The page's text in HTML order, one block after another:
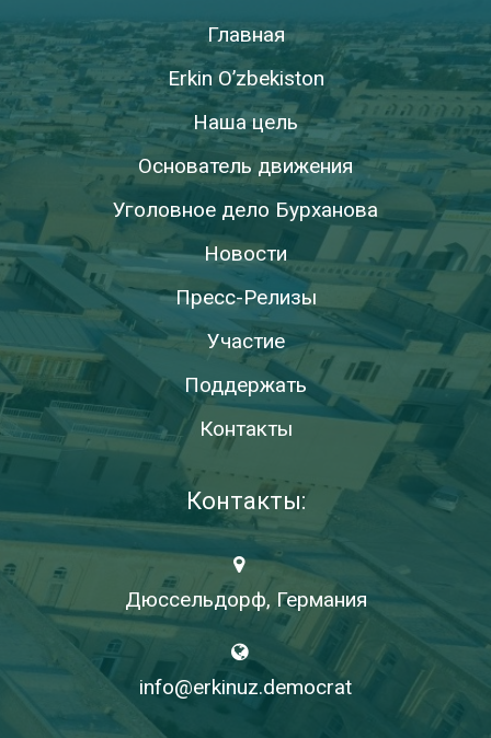
Главная
Erkin O’zbekiston
Наша цель
Основатель движения
Уголовное дело Бурханова
Новости
Пресс-Релизы
Участие
Поддержать
Контакты
Контакты:
Дюссельдорф, Германия
info@erkinuz.democrat